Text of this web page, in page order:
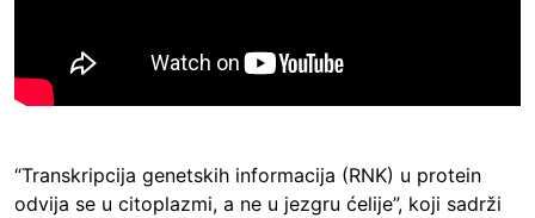
“Transkripcija genetskih informacija (RNK) u protein
odvija se u citoplazmi, a ne u jezgru ćelije”, koji sadrži